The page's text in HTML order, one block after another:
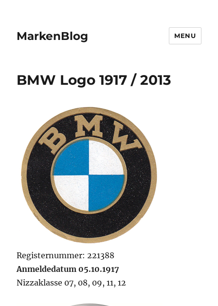
MarkenBlog MENU
BMW Logo 1917 / 2013
Registernummer: 221388
Anmeldedatum 05.10.1917
Nizzaklasse 07, 08, 09, 11, 12